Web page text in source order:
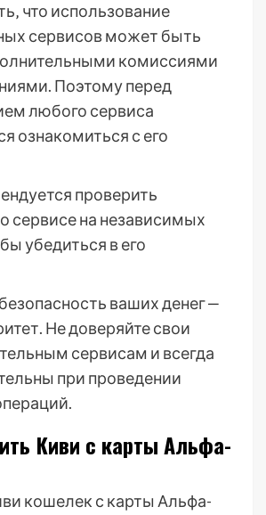
что использование
сервисов может быть
комиссиями
Поэтому перед
любого сервиса
ознакомиться с его
проверить
сервисе на независимых
убедиться в его
ваших денег ‒
Не доверяйте свои
сервисам и всегда
при проведении
Киви с карты Альфа-
кошелек с карты Альфа-